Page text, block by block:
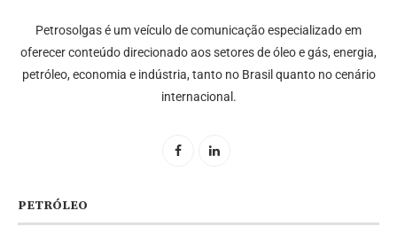
Petrosolgas é um veículo de comunicação especializado em
oferecer conteúdo direcionado aos setores de óleo e gás, energia,
petróleo, economia e indústria, tanto no Brasil quanto no cenário
internacional.
PETRÓLEO